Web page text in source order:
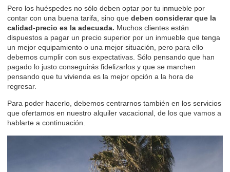
Pero los huéspedes no sólo deben optar por tu inmueble por
contar con una buena tarifa, sino que deben considerar que la
calidad-precio es la adecuada. Muchos clientes están
dispuestos a pagar un precio superior por un inmueble que tenga
un mejor equipamiento o una mejor situación, pero para ello
debemos cumplir con sus expectativas. Sólo pensando que han
pagado lo justo conseguirás fidelizarlos y que se marchen
pensando que tu vivienda es la mejor opción a la hora de
regresar.
Para poder hacerlo, debemos centrarnos también en los servicios
que ofertamos en nuestro alquiler vacacional, de los que vamos a
hablarte a continuación.